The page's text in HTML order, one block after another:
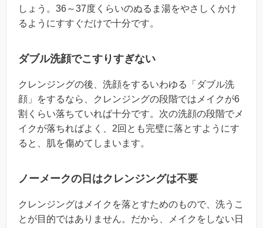
しょう。36～37度くらいのぬるま湯をやさしくかけ
るようにすすぐだけで十分です。
ダブル洗顔でこすりすぎない
クレンジングの後、洗顔をするいわゆる「ダブル洗
顔」をするなら、クレンジングの段階ではメイクが6
割くらい落ちていれば十分です。次の洗顔の段階でメ
イクが落ちればよく、2回とも完璧に落とすようにす
ると、肌を傷めてしまいます。
ノーメークの日はクレンジングは不要
クレンジングはメイクを落とすためのもので、洗うこ
とが目的ではありません。だから、メイクをしない日